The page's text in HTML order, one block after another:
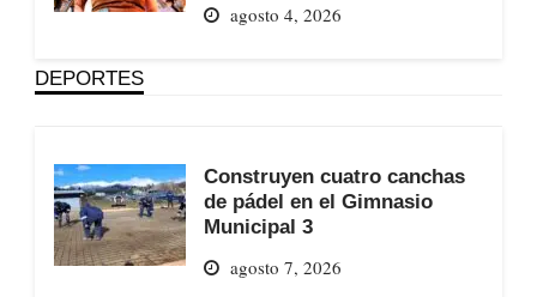
agosto 4, 2026
DEPORTES
Construyen cuatro canchas
de pádel en el Gimnasio
Municipal 3
agosto 7, 2026